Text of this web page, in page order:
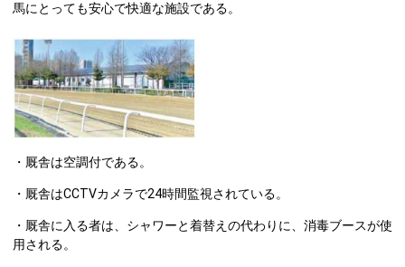
馬にとっても安心で快適な施設である。
・厩舎は空調付である。
・厩舎はCCTVカメラで24時間監視されている。
・厩舎に入る者は、シャワーと着替えの代わりに、消毒ブースが使
用される。